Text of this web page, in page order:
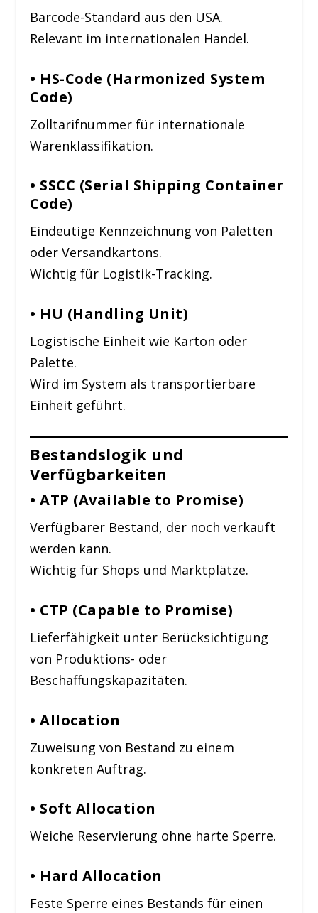
Barcode-Standard aus den USA.
Relevant im internationalen Handel.
• HS-Code (Harmonized System
Code)
Zolltarifnummer für internationale
Warenklassifikation.
• SSCC (Serial Shipping Container
Code)
Eindeutige Kennzeichnung von Paletten
oder Versandkartons.
Wichtig für Logistik-Tracking.
• HU (Handling Unit)
Logistische Einheit wie Karton oder
Palette.
Wird im System als transportierbare
Einheit geführt.
Bestandslogik und
Verfügbarkeiten
• ATP (Available to Promise)
Verfügbarer Bestand, der noch verkauft
werden kann.
Wichtig für Shops und Marktplätze.
• CTP (Capable to Promise)
Lieferfähigkeit unter Berücksichtigung
von Produktions- oder
Beschaffungskapazitäten.
• Allocation
Zuweisung von Bestand zu einem
konkreten Auftrag.
• Soft Allocation
Weiche Reservierung ohne harte Sperre.
• Hard Allocation
Feste Sperre eines Bestands für einen